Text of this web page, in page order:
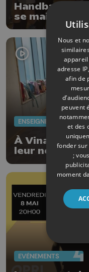
Handball
se maintient
Fémina Visé
ENSEIGNEMENT
À Vinalmont,
leur nouvelle
EVÈNEMENTS
Nous et
adresse
afin de
peuvent
et des
fonder
;
moment